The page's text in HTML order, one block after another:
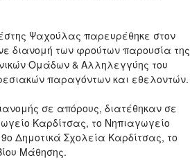
Ψαχούλας παρευρέθηκε στον
διανομή των φρούτων παρουσία της
Ομάδων & Αλληλεγγύης του
παραγόντων και εθελοντών.
σε απόρους, διατέθηκαν σε
Καρδίτσας, το Νηπιαγωγείο
Δημοτικά Σχολεία Καρδίτσας, το
Μάθησης.